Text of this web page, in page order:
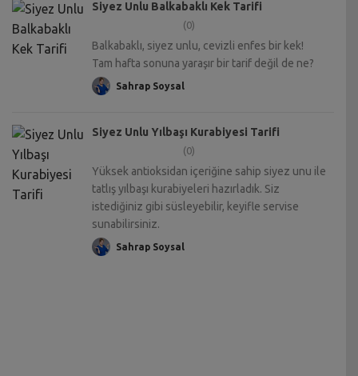
Siyez Unlu Balkabaklı Kek Tarifi
(0)
Balkabaklı, siyez unlu, cevizli enfes bir kek!
Tam hafta sonuna yaraşır bir tarif değil de ne?
Sahrap Soysal
Siyez Unlu Yılbaşı Kurabiyesi Tarifi
(0)
Yüksek antioksidan içeriğine sahip siyez unu ile
tatlış yılbaşı kurabiyeleri hazırladık. Siz
istediğiniz gibi süsleyebilir, keyifle servise
sunabilirsiniz.
Sahrap Soysal